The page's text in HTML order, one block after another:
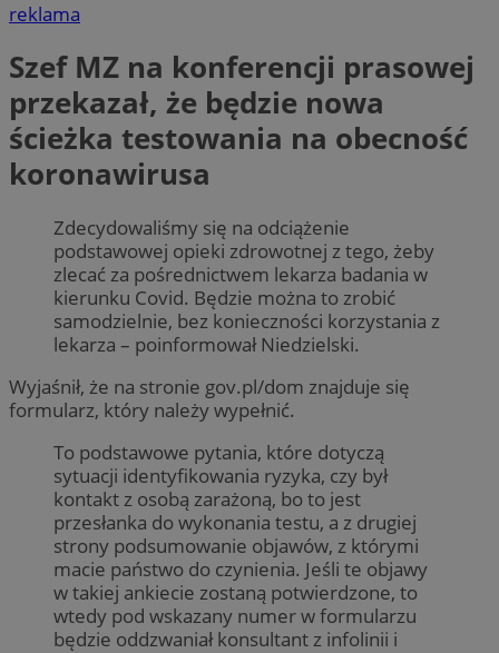
reklama
Szef MZ na konferencji prasowej
przekazał, że będzie nowa
ścieżka testowania na obecność
koronawirusa
Zdecydowaliśmy się na odciążenie
podstawowej opieki zdrowotnej z tego, żeby
zlecać za pośrednictwem lekarza badania w
kierunku Covid. Będzie można to zrobić
samodzielnie, bez konieczności korzystania z
lekarza – poinformował Niedzielski.
Wyjaśnił, że na stronie gov.pl/dom znajduje się
formularz, który należy wypełnić.
To podstawowe pytania, które dotyczą
sytuacji identyfikowania ryzyka, czy był
kontakt z osobą zarażoną, bo to jest
przesłanka do wykonania testu, a z drugiej
strony podsumowanie objawów, z którymi
macie państwo do czynienia. Jeśli te objawy
w takiej ankiecie zostaną potwierdzone, to
wtedy pod wskazany numer w formularzu
będzie oddzwaniał konsultant z infolinii i